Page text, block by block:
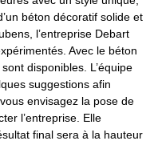
béton décoratif solide et
l’entreprise Debart
Avec le béton
disponibles. L’équipe
suggestions afin
envisagez la pose de
l’entreprise. Elle
final sera à la hauteur